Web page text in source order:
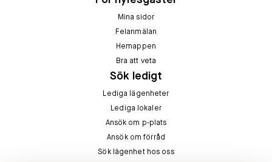
Mina sidor
Felanmälan
Hemappen
Bra att veta
Sök ledigt
Lediga lägenheter
Lediga lokaler
Ansök om p-plats
Ansök om förråd
Sök lägenhet hos oss